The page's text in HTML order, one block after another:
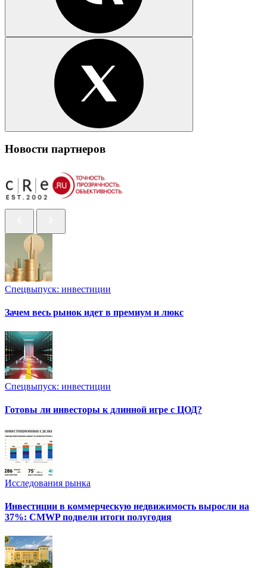
Новости партнеров
Спецвыпуск: инвестиции
Зачем весь рынок идет в премиум и люкс
Спецвыпуск: инвестиции
Готовы ли инвесторы к длинной игре с ЦОД?
Исследования рынка
Инвестиции в коммерческую недвижимость выросли на
37%: CMWP подвели итоги полугодия